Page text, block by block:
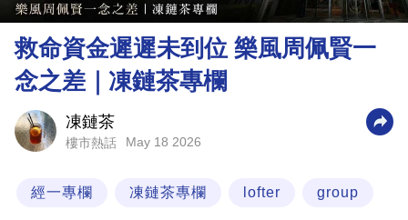
理
財
商
科
救命資金遲遲未到位 樂風周佩賢一
念之差｜凍鏈茶專欄
凍鏈茶
樓市熱話 May 18 2026
經一專欄 凍鏈茶專欄 lofter group